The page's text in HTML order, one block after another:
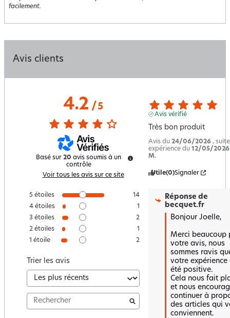
facilement.
Avis clients
4.2/ 5
Basé sur 20 avis soumis à un
contrôle
Voir tous les avis sur ce site
5 étoiles
14
4 étoiles
1
3 étoiles
2
2 étoiles
1
1 étoile 2
Trier les avis
Avis vérifié
Très bon produit
Avis du 24/06/2026 ,
expérience du 12/05/2026
M.
Utile(0)Signaler
Réponse de
becquet.fr
Bonjour Joelle,
Merci beaucoup
votre avis, nous
sommes ravis
votre expérience
été positive.
Cela nous fait
et nous
continuer à
des articles qui
conviennent.